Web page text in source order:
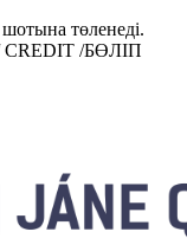
төленеді.
/ CREDIT /БӨЛІП